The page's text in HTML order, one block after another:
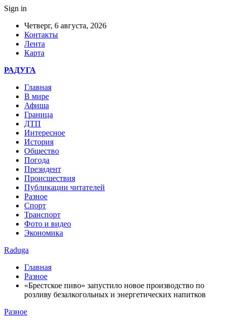
Sign in
Четверг, 6 августа, 2026
Контакты
Лента
Карта
РАДУГА
Главная
В мире
Афиша
Граница
ДТП
Интересное
История
Общество
Погода
Президент
Происшествия
Публикации читателей
Разное
Спорт
Транспорт
Фото и видео
Экономика
Raduga
Главная
Разное
«Брестское пиво» запустило новое производство по
розливу безалкогольных и энергетических напитков
Разное